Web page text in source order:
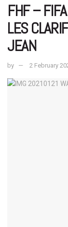
FHF –
LES
JEAN
by 2 February